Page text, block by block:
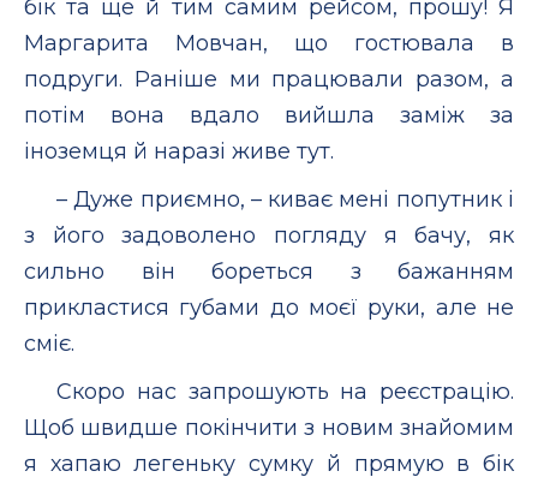
бік та ще й тим самим рейсом, прошу! Я
Маргарита Мовчан, що гостювала в
подруги. Раніше ми працювали разом, а
потім вона вдало вийшла заміж за
іноземця й наразі живе тут.
– Дуже приємно, – киває мені попутник і
з його задоволено погляду я бачу, як
сильно він бореться з бажанням
прикластися губами до моєї руки, але не
сміє.
Скоро нас запрошують на реєстрацію.
Щоб швидше покінчити з новим знайомим
я хапаю легеньку сумку й прямую в бік